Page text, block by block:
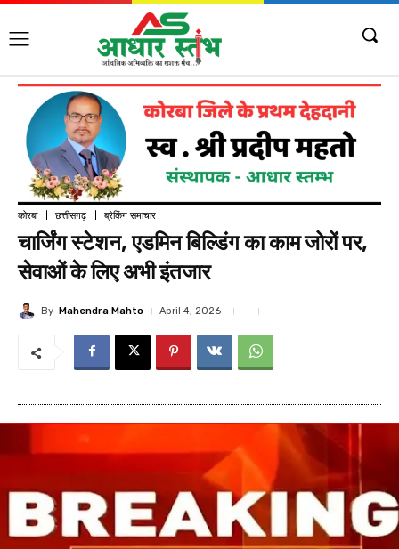
कोरबा छत्तीसगढ़ ब्रेकिंग समाचार
चार्जिंग स्टेशन, एडमिन बिल्डिंग का काम जोरों पर,
सेवाओं के लिए अभी इंतजार
By Mahendra Mahto April 4, 2026